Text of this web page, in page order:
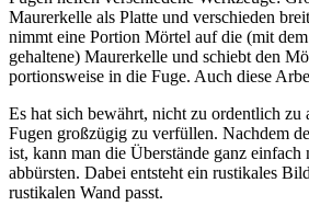
Maurerkelle als Platte und verschieden
nimmt eine Portion Mörtel auf die (mit
gehaltene) Maurerkelle und schiebt den
portionsweise in die Fuge. Auch diese
Es hat sich bewährt, nicht zu ordentlich zu
Fugen großzügig zu verfüllen. Nachdem
ist, kann man die Überstände ganz einfach
abbürsten. Dabei entsteht ein rustikales
rustikalen Wand passt.